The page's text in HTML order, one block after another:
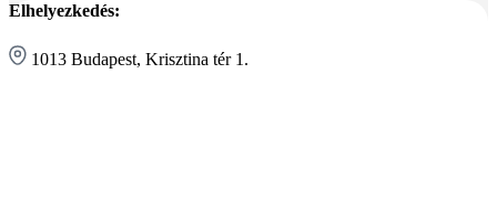
Elhelyezkedés:
1013 Budapest, Krisztina tér 1.